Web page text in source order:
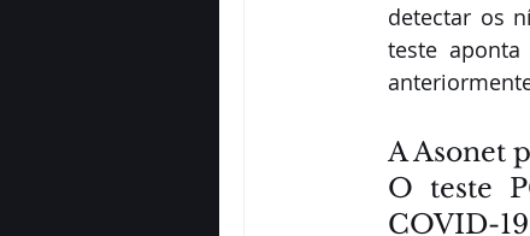
detectar os
teste
A Asonet
O teste
COVID-19